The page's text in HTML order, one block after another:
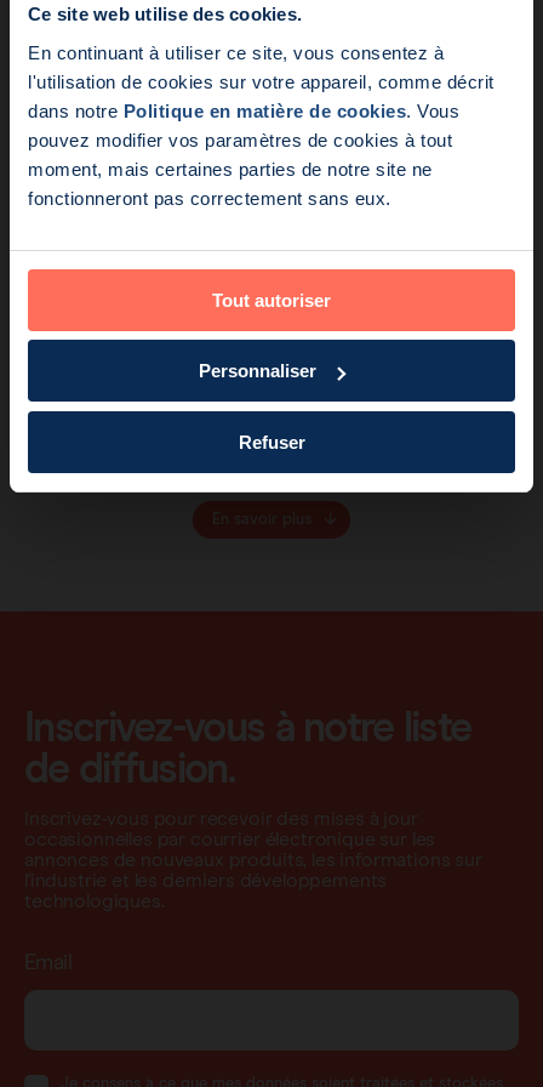
Ce site web utilise des cookies.
En continuant à utiliser ce site, vous consentez à
l'utilisation de cookies sur votre appareil, comme décrit
dans notre Politique en matière de cookies. Vous
pouvez modifier vos paramètres de cookies à tout
moment, mais certaines parties de notre site ne
fonctionneront pas correctement sans eux.
Tout autoriser
Personnaliser
Refuser
SFCO 2023: Clipper le ganglion
métastatique initial et mieux repérer les …
Inscrivez-vous à notre liste
de diffusion.
Inscrivez-vous pour recevoir des mises à jour
occasionnelles par courrier électronique sur les
annonces de nouveaux produits, les informations sur
l'industrie et les derniers développements
technologiques.
Email
Je consens à ce que mes données soient traitées et stockées
Nouveautés:
Endomag fait partie de